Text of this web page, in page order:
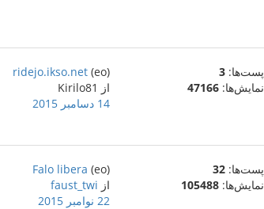
پست‌ها: 3
نمایش‌ها: 47166
(eo)
ridejo.ikso.net
از Kirilo81
14 دسامبر 2015
پست‌ها: 32
نمایش‌ها: 105488
(eo)
Falo libera
از faust_twi
22 نوامبر 2015